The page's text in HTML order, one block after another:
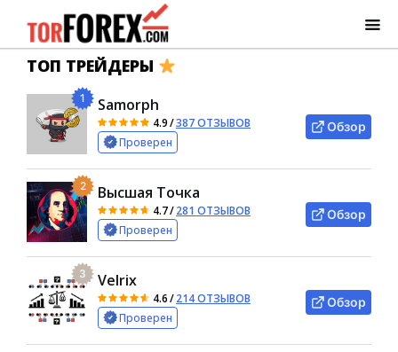
ТОП ТРЕЙДЕРЫ
1 Samorph
4.9/387 ОТЗЫВОВ
Проверен
Обзор
2 Высшая Точка
4.7/281 ОТЗЫВОВ
Проверен
Обзор
3 Velrix
4.6/214 ОТЗЫВОВ
Проверен
Обзор